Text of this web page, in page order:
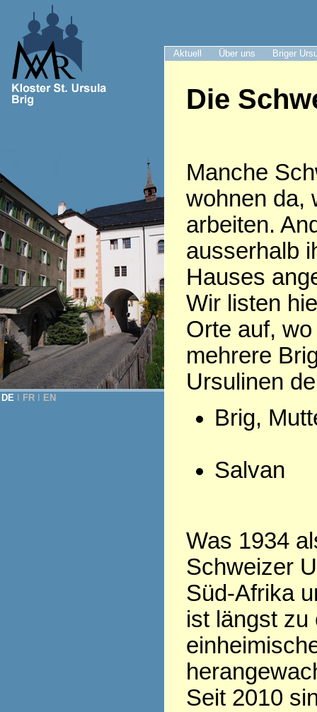
Aktuell Über uns Briger
DE FR EN
Die
Manche
wohnen da,
arbeiten.
ausserhalb
Hauses
Wir listen
Orte auf,
mehrere
Ursulinen
Brig,
Salvan
Was 1934
Schweizer
Süd-Afrika
ist längst zu
Seit 2010